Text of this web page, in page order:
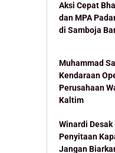
Aksi Cepat
dan MPA
di Samboja
Muhammad
Kendaraan
Perusahaan
Kaltim
Winardi
Penyitaan
Jangan